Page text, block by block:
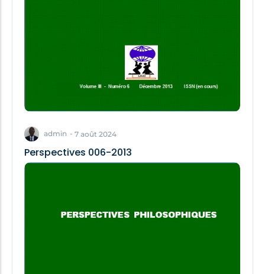
admin - 7 août 2024
Perspectives 006-2013